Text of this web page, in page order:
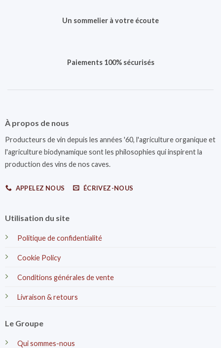
Un sommelier à votre écoute
Paiements 100% sécurisés
À propos de nous
Producteurs de vin depuis les années '60, l'agriculture organique et
l'agriculture biodynamique sont les philosophies qui inspirent la
production des vins de nos caves.
APPELEZ NOUS ÉCRIVEZ-NOUS
Utilisation du site
Politique de confidentialité
Cookie Policy
Conditions générales de vente
Livraison & retours
Le Groupe
Qui sommes-nous